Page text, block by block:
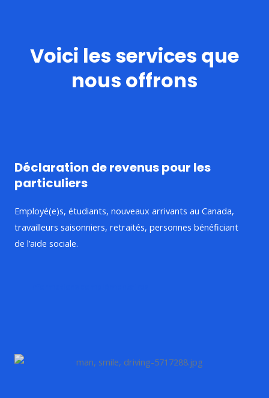
Voici les services que
nous offrons
Déclaration de revenus pour les
particuliers
Employé(e)s, étudiants, nouveaux arrivants au Canada,
travailleurs saisonniers, retraités, personnes bénéficiant
de l’aide sociale.